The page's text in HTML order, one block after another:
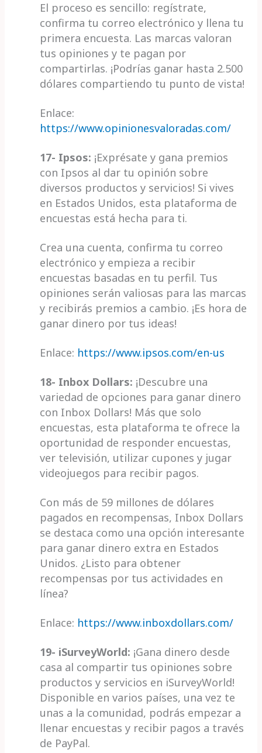
El proceso es sencillo: regístrate,
confirma tu correo electrónico y llena tu
primera encuesta. Las marcas valoran
tus opiniones y te pagan por
compartirlas. ¡Podrías ganar hasta 2.500
dólares compartiendo tu punto de vista!
Enlace:
https://www.opinionesvaloradas.com/
17- Ipsos: ¡Exprésate y gana premios
con Ipsos al dar tu opinión sobre
diversos productos y servicios! Si vives
en Estados Unidos, esta plataforma de
encuestas está hecha para ti.
Crea una cuenta, confirma tu correo
electrónico y empieza a recibir
encuestas basadas en tu perfil. Tus
opiniones serán valiosas para las marcas
y recibirás premios a cambio. ¡Es hora de
ganar dinero por tus ideas!
Enlace: https://www.ipsos.com/en-us
18- Inbox Dollars: ¡Descubre una
variedad de opciones para ganar dinero
con Inbox Dollars! Más que solo
encuestas, esta plataforma te ofrece la
oportunidad de responder encuestas,
ver televisión, utilizar cupones y jugar
videojuegos para recibir pagos.
Con más de 59 millones de dólares
pagados en recompensas, Inbox Dollars
se destaca como una opción interesante
para ganar dinero extra en Estados
Unidos. ¿Listo para obtener
recompensas por tus actividades en
línea?
Enlace: https://www.inboxdollars.com/
19- iSurveyWorld: ¡Gana dinero desde
casa al compartir tus opiniones sobre
productos y servicios en iSurveyWorld!
Disponible en varios países, una vez te
unas a la comunidad, podrás empezar a
llenar encuestas y recibir pagos a través
de PayPal.